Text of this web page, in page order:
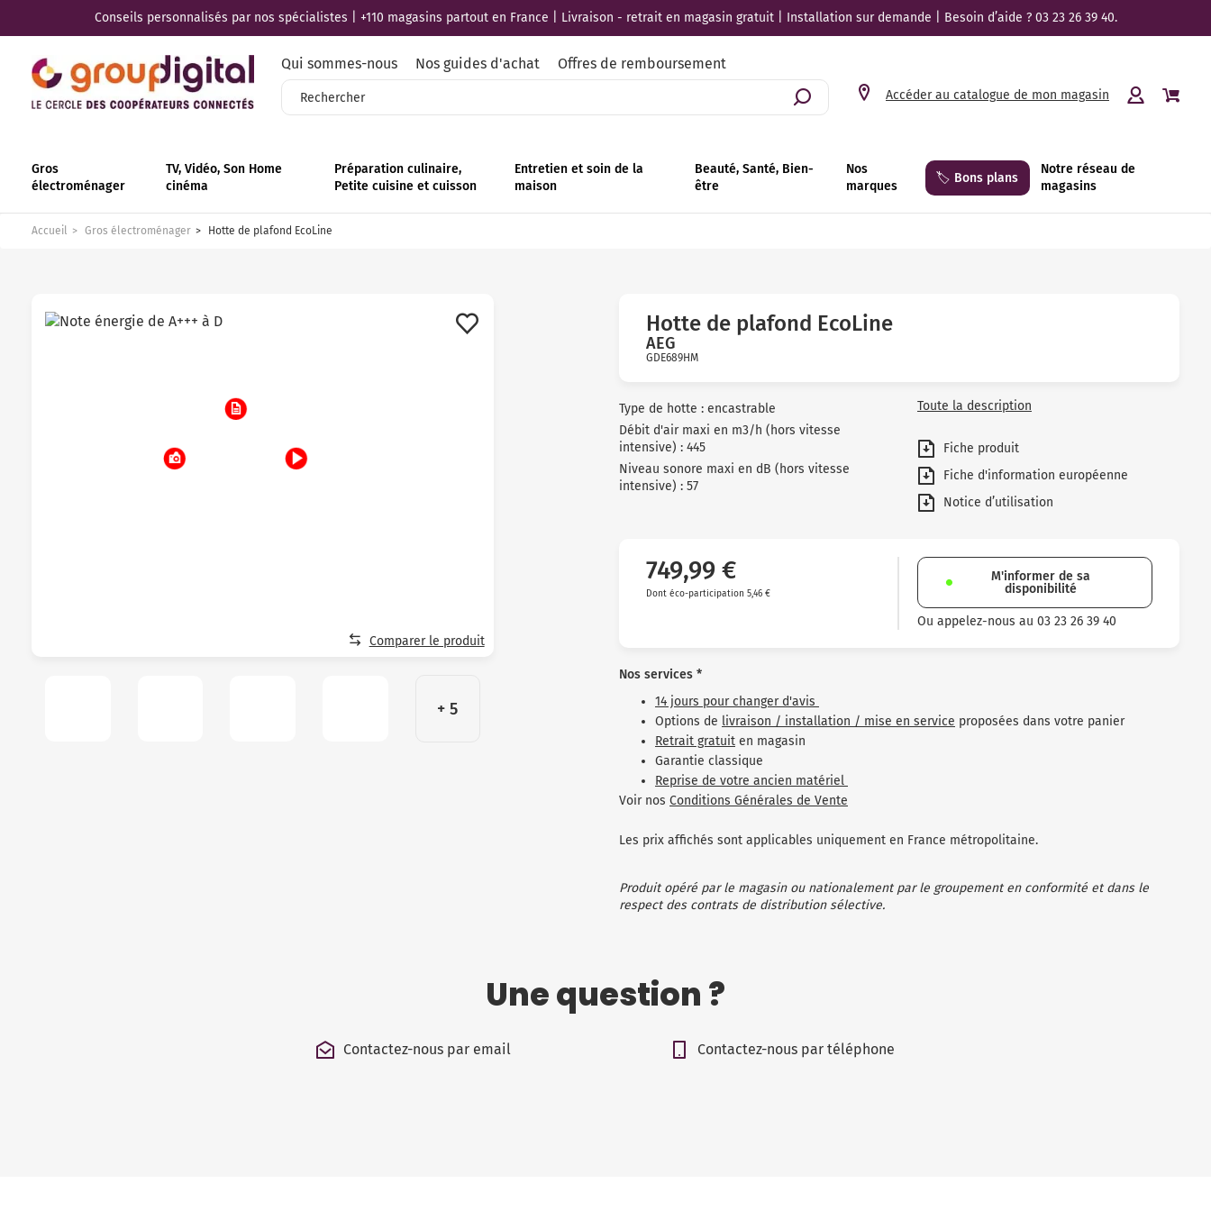
Conseils personnalisés par nos spécialistes | +110 magasins partout en France | Livraison - retrait en magasin gratuit | Installation sur demande | Besoin d’aide ? 03 23 26 39 40.
Qui sommes-nous Nos guides d'achat Offres de remboursement
Accéder au catalogue de mon magasin
Gros
électroménager
TV, Vidéo, Son Home
cinéma
Préparation culinaire,
Petite cuisine et cuisson
Entretien et soin de la
maison
Beauté, Santé, Bien-
être
Nos
marques
🏷️ Bons plans
Notre réseau de
magasins
Accueil Gros électroménager Hotte de plafond EcoLine
+ 5
Comparer le produit
Hotte de plafond EcoLine
AEG
GDE689HM
Type de hotte : encastrable
Débit d'air maxi en m3/h (hors vitesse
intensive) : 445
Niveau sonore maxi en dB (hors vitesse
intensive) : 57
Toute la description
Fiche produit
Fiche d'information européenne
Notice d’utilisation
749,99 €
Dont éco-participation 5,46 €
M'informer de sa
disponibilité
Ou appelez-nous au 03 23 26 39 40
Nos services *
14 jours pour changer d'avis
Options de livraison / installation / mise en service proposées dans votre panier
Retrait gratuit en magasin
Garantie classique
Reprise de votre ancien matériel
Voir nos Conditions Générales de Vente
Les prix affichés sont applicables uniquement en France métropolitaine.
Produit opéré par le magasin ou nationalement par le groupement en conformité et dans le
respect des contrats de distribution sélective.
Une question ?
Contactez-nous par email Contactez-nous par téléphone